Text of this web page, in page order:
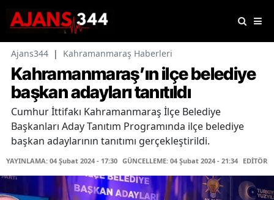
Ajans344 | Kahramanmaraş Haberleri
Kahramanmaraş’ın ilçe belediye
başkan adayları tanıtıldı
Cumhur İttifakı Kahramanmaraş İlçe Belediye
Başkanları Aday Tanıtım Programında ilçe belediye
başkan adaylarının tanıtımı gerçekleştirildi.
YAYINLAMA: 04 Şubat 2024 - 17:30 GÜNCELLEME: 04 Şubat 2024 - 21:34